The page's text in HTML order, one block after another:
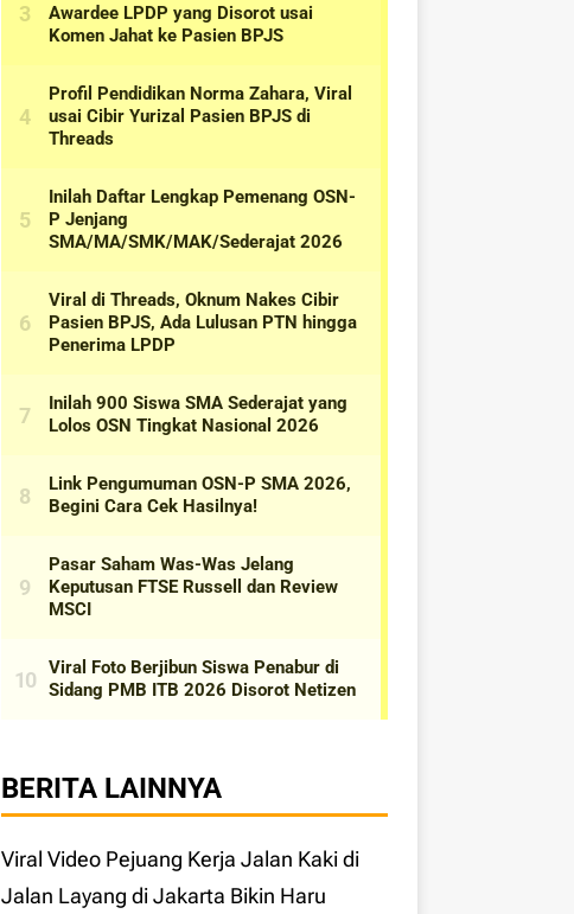
BERITA LAINNYA
Viral Video Pejuang Kerja Jalan Kaki di
Jalan Layang di Jakarta Bikin Haru